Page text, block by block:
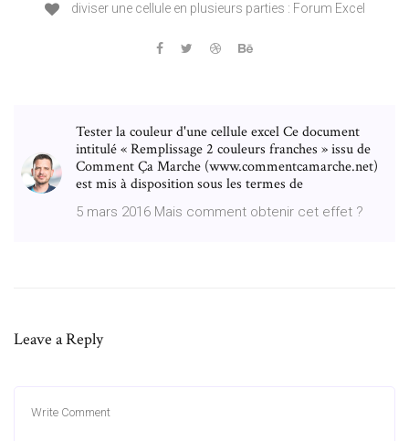
diviser une cellule en plusieurs parties : Forum Excel
Tester la couleur d'une cellule excel Ce document
intitulé « Remplissage 2 couleurs franches » issu de
Comment Ça Marche (www.commentcamarche.net)
est mis à disposition sous les termes de
5 mars 2016 Mais comment obtenir cet effet ?
Leave a Reply